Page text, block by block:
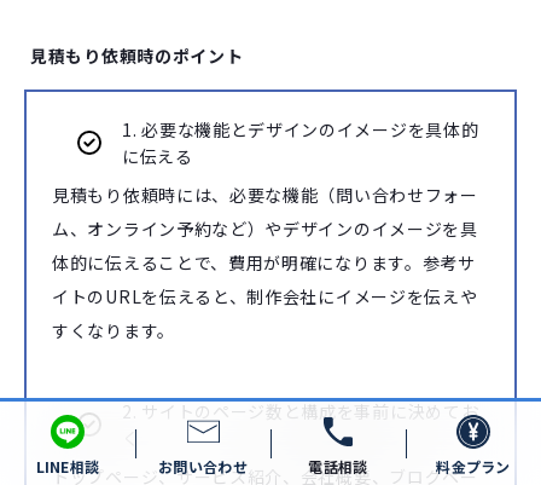
見積もり依頼時のポイント
1. 必要な機能とデザインのイメージを具体的
に伝える
見積もり依頼時には、必要な機能（問い合わせフォー
ム、オンライン予約など）やデザインのイメージを具
体的に伝えることで、費用が明確になります。参考サ
イトのURLを伝えると、制作会社にイメージを伝えや
すくなります。
2. サイトのページ数と構成を事前に決めてお
く
トップページ、サービス紹介、会社概要、ブログペー
LINE相談 お問い合わせ 電話相談 料金プラン